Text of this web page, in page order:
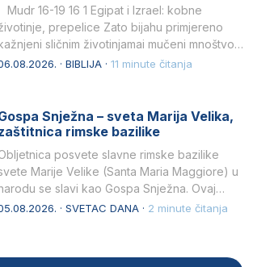
Mudr 16-19 16 1 Egipat i Izrael: kobne
prepelice Zato bijahu primjereno
sličnim životinjamai mučeni mnoštvom
A narod…
· BIBLIJA · 11 minute čitanja
Snježna – sveta Marija Velika,
rimske bazilike
posvete slavne rimske bazilike
Marije Velike (Santa Maria Maggiore) u
se slavi kao Gospa Snježna. Ovaj
Sancta Maria…
· SVETAC DANA · 2 minute čitanja